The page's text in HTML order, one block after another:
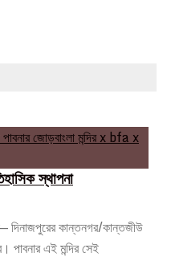
স্থাপনা
দিনাজপুরের কান্তনগর/কান্তজীউ
পাবনার এই মন্দির সেই